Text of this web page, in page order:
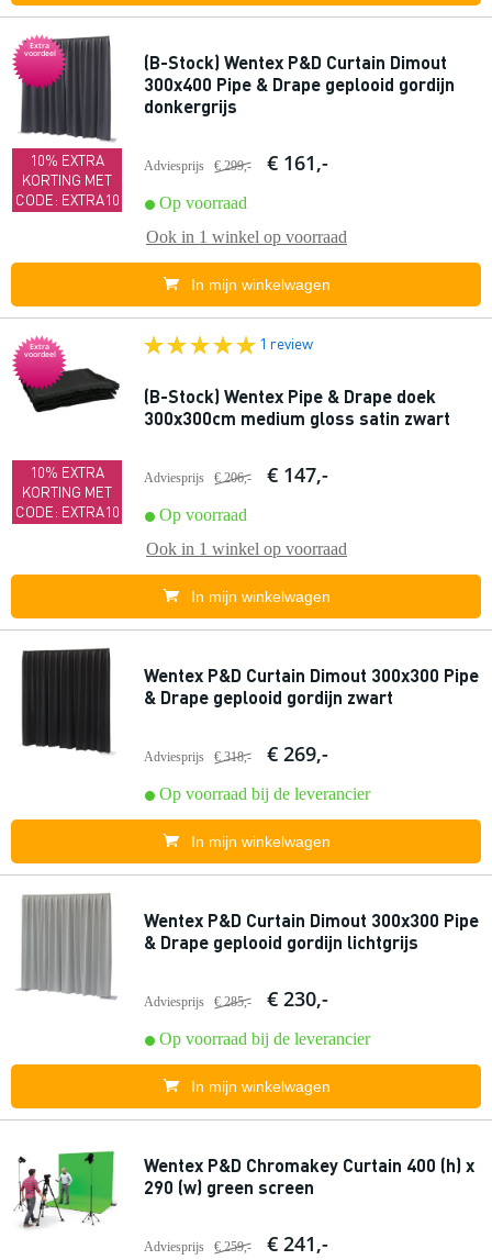
Extra
voordeel
10% EXTRA
KORTING MET
CODE: EXTRA10
(B-Stock) Wentex P&D Curtain Dimout
300x400 Pipe & Drape geplooid gordijn
donkergrijs
Adviesprijs € 299,- € 161,-
Op voorraad
Ook in 1 winkel op voorraad
In mijn winkelwagen
Extra
voordeel
10% EXTRA
KORTING MET
CODE: EXTRA10
1 review
(B-Stock) Wentex Pipe & Drape doek
300x300cm medium gloss satin zwart
Adviesprijs € 206,- € 147,-
Op voorraad
Ook in 1 winkel op voorraad
In mijn winkelwagen
Wentex P&D Curtain Dimout 300x300 Pipe
& Drape geplooid gordijn zwart
Adviesprijs € 318,- € 269,-
Op voorraad bij de leverancier
In mijn winkelwagen
Wentex P&D Curtain Dimout 300x300 Pipe
& Drape geplooid gordijn lichtgrijs
Adviesprijs € 285,- € 230,-
Op voorraad bij de leverancier
In mijn winkelwagen
Wentex P&D Chromakey Curtain 400 (h) x
290 (w) green screen
Adviesprijs € 259,- € 241,-